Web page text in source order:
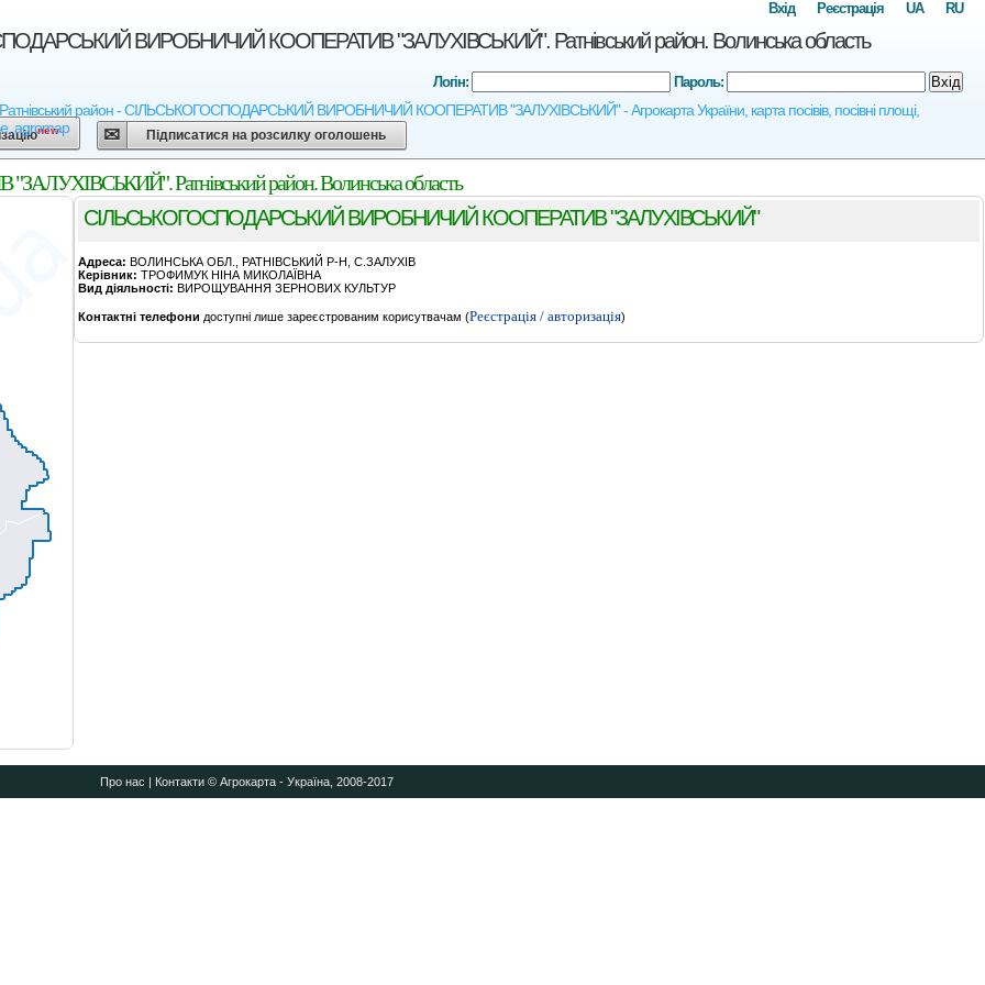
ВИРОБНИЧИЙ КООПЕРАТИВ "ЗАЛУХІВСЬКИЙ". Ратнівський район. Волинська область
Ратнівський район - СІЛЬСЬКОГОСПОДАРСЬКИЙ ВИРОБНИЧИЙ КООПЕРАТИВ "ЗАЛУХІВСЬКИЙ" - Агрокарта України, карта посівів, посівні площі,
agromap
RU
UA
Реєстрація
Вхід
Логін: Пароль: Вхід
new Підписатися на розсилку оголошень
Ратнівський район. Волинська область
СІЛЬСЬКОГОСПОДАРСЬКИЙ ВИРОБНИЧИЙ КООПЕРАТИВ "ЗАЛУХІВСЬКИЙ"
Адреса: ВОЛИНСЬКА ОБЛ., РАТНІВСЬКИЙ Р-Н, С.ЗАЛУХІВ
Керівник: ТРОФИМУК НІНА МИКОЛАЇВНА
Вид діяльності: ВИРОЩУВАННЯ ЗЕРНОВИХ КУЛЬТУР
Контактні телефони доступні лише зареєстрованим корисутвачам (Реєстрація / авторизація)
Про нас | Контакти© Агрокарта - Україна, 2008-2017